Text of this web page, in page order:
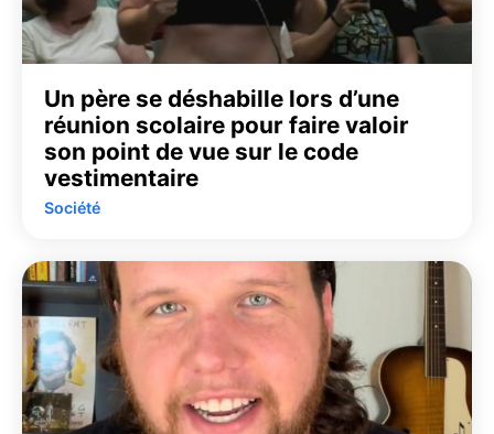
Un père se déshabille lors d’une
réunion scolaire pour faire valoir
son point de vue sur le code
vestimentaire
Société